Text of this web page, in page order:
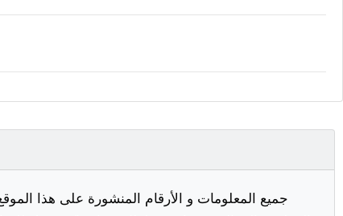
جميع المعلومات و الأرقام المنشورة على هذا